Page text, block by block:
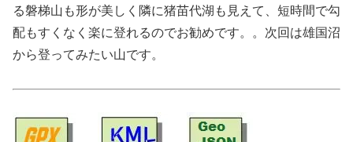
る磐梯山も形が美しく隣に猪苗代湖も見えて、短時間で勾
配もすくなく楽に登れるのでお勧めです。。次回は雄国沼
から登ってみたい山です。